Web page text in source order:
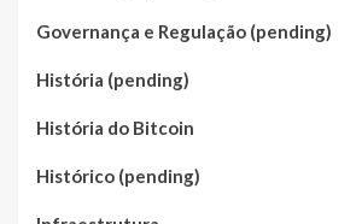
Governança e Regulação (pending)
História (pending)
História do Bitcoin
Histórico (pending)